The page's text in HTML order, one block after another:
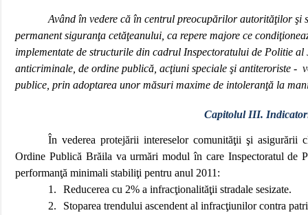
Având în vedere că în centrul preocupărilor autorităţilor
permanent siguranţa cetăţeanului, ca repere majore ce
implementate de structurile din cadrul Inspectoratului de Politie
anticriminale, de ordine publică, acţiuni speciale şi antiteroriste
publice, prin adoptarea unor măsuri maxime de intoleranţă la
Capitolul III.
În vederea protejării intereselor comunităţii şi asigurării
Ordine Publică Brăila va urmări modul în care Inspectoratul
performanţă minimali stabiliţi pentru anul 2011:
1.
Reducerea cu 2% a infracţionalităţii stradale sesizate.
2.
Stoparea trendului ascendent al infracţiunilor contra